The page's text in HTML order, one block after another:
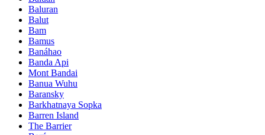
Baluran
Balut
Bam
Bamus
Banáhao
Banda Api
Mont Bandai
Banua Wuhu
Baransky
Barkhatnaya Sopka
Barren Island
The Barrier